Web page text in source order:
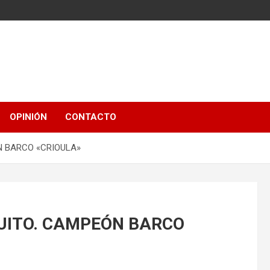
OPINIÓN CONTACTO
BARCO «CRIOULA»
CAMPEÓN BARCO